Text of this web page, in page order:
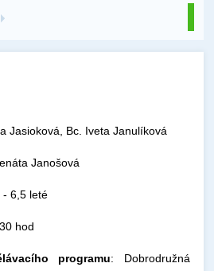
Jasioková, Bc. Iveta Janulíková
Janošová
- 6,5 leté
hod
programu: Dobrodružná